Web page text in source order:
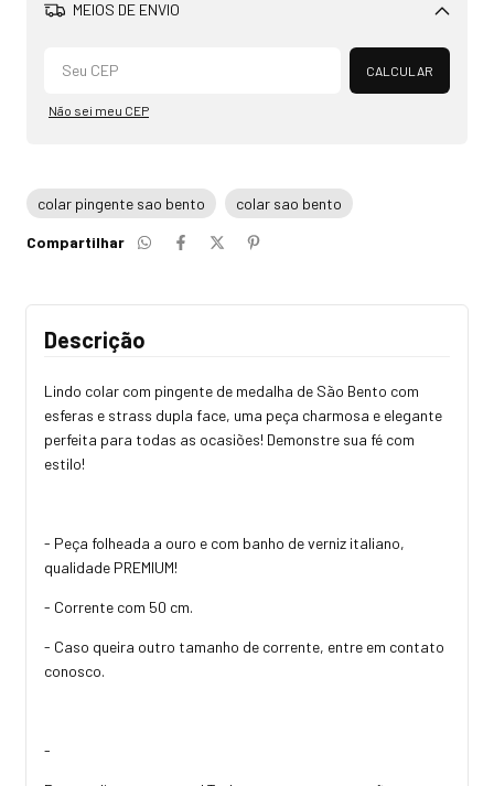
MEIOS DE ENVIO
Alterar CEP
CALCULAR
Não sei meu CEP
colar pingente sao bento colar sao bento
Compartilhar
Descrição
Lindo colar com pingente de medalha de São Bento com
esferas e strass dupla face, uma peça charmosa e elegante
perfeita para todas as ocasiões! Demonstre sua fé com
estilo!
- Peça folheada a ouro e com banho de verniz italiano,
qualidade PREMIUM!
- Corrente com 50 cm.
- Caso queira outro tamanho de corrente, entre em contato
conosco.
-